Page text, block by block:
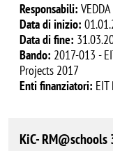
Responsabili:
Data di inizio:
Data di fine:
Bando: 2017-013 -
Projects 2017
Enti finanziatori: EIT
KiC- RM@schools